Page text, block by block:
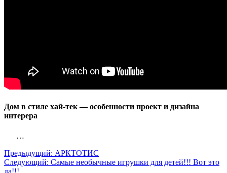
Дом в стиле хай-тек — особенности проект и дизайна
интерера
…
Предыдущий: АРКТОТИС
Следующий: Самые необычные игрушки для детей!!! Вот это
да!!!